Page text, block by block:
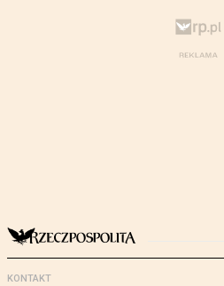
KONTAKT